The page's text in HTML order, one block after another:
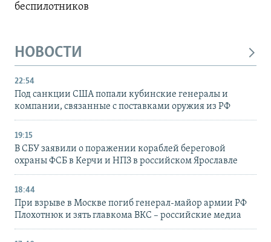
беспилотников
НОВОСТИ
22:54
Под санкции США попали кубинские генералы и
компании, связанные с поставками оружия из РФ
19:15
В СБУ заявили о поражении кораблей береговой
охраны ФСБ в Керчи и НПЗ в российском Ярославле
18:44
При взрыве в Москве погиб генерал-майор армии РФ
Плохотнюк и зять главкома ВКС – российские медиа